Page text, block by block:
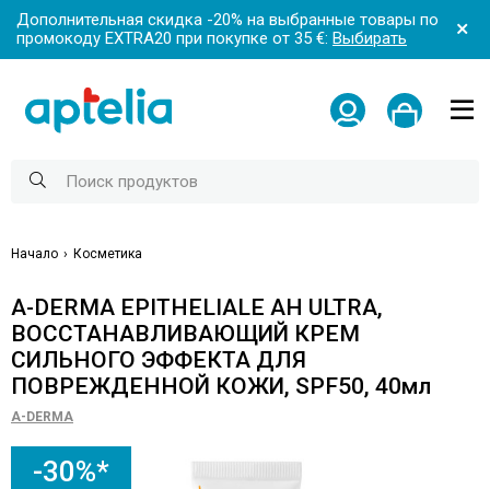
Дополнительная скидка -20% на выбранные товары по
промокоду EXTRA20 при покупке от 35 €: Выбирать
Начало Косметика
A-DERMA EPITHELIALE AH ULTRA,
ВОССТАНАВЛИВАЮЩИЙ КРЕМ
СИЛЬНОГО ЭФФЕКТА ДЛЯ
ПОВРЕЖДЕННОЙ КОЖИ, SPF50, 40мл
A-DERMA
-30%*